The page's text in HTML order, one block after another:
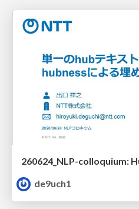
260624_NLP-colloquium:
de9uch1